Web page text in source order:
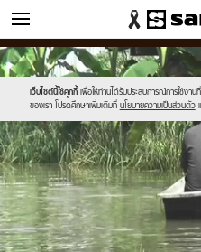
ข่าว
เว็บไซต์นี้ใช้คุกกี้ เพื่อให้ท่านได้รับประสบการณ์การใช้งา
ของเรา โปรดศึกษาเพิ่มเติมที่ นโยบายความเป็นส่วนตัว
Sanook
//s.isanook.com/sr/0/images/
new-
sanook.png
600
60
//s.isanook.com/ns/0/ud/374/
01.jpg